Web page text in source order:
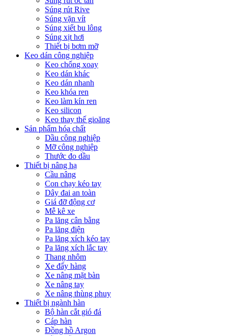
Súng rút Rive
Súng vặn vít
Súng xiết bu lông
Súng xịt hơi
Thiết bị bơm mỡ
Keo dán công nghiệp
Keo chống xoay
Keo dán khác
Keo dán nhanh
Keo khóa ren
Keo làm kín ren
Keo silicon
Keo thay thế gioăng
Sản phẩm hóa chất
Dầu công nghiệp
Mỡ công nghiệp
Thước đo dầu
Thiết bị nâng hạ
Cầu nâng
Con chạy kéo tay
Dây đai an toàn
Giá đỡ động cơ
Mễ kê xe
Pa lăng cân bằng
Pa lăng điện
Pa lăng xích kéo tay
Pa lăng xích lắc tay
Thang nhôm
Xe đẩy hàng
Xe nâng mặt bàn
Xe nâng tay
Xe nâng thùng phuy
Thiết bị ngành hàn
Bộ hàn cắt gió đá
Cáp hàn
Đồng hồ Argon